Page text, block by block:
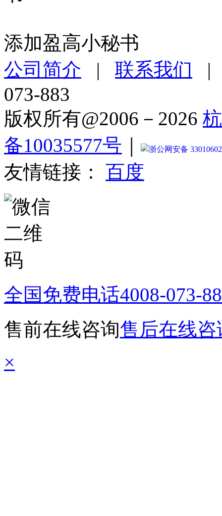
添加盈高小秘书
公司简介 | 联系我们
073-883
版权所有@2006－2026
备10035577号
浙公网安备
友情链接： 百度
全国免费电话4008-073-
售前在线咨询售后在线咨
×